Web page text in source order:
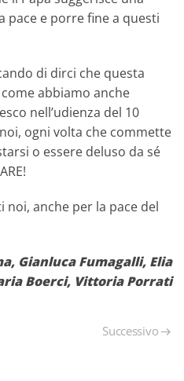
pace e porre fine a questi
di dirci che questa
abbiamo anche
nell’udienza del 10
ogni volta che commette
o essere deluso da sé
anche per la pace del
Gianluca Fumagalli, Elia
Boerci, Vittoria Porrati
Successivo